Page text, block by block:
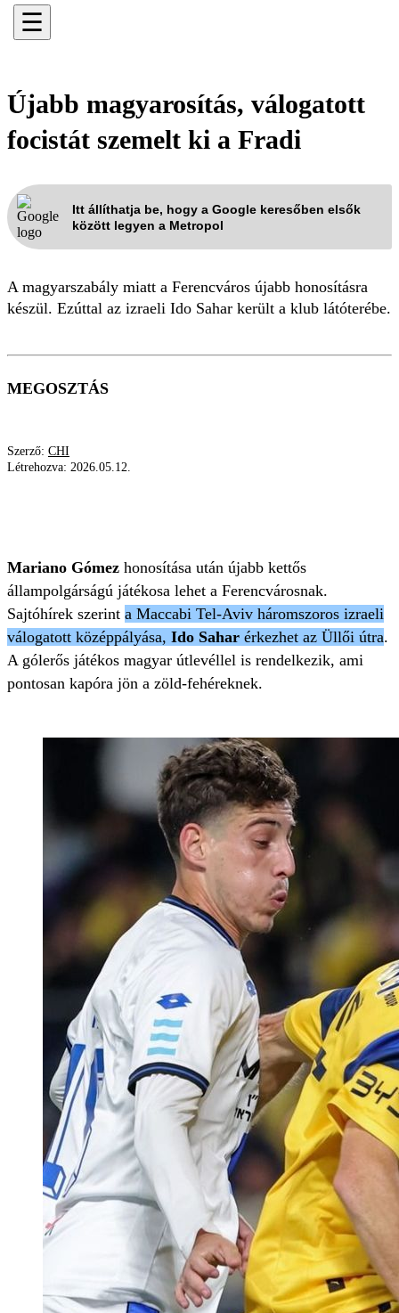
☰
Újabb magyarosítás, válogatott
focistát szemelt ki a Fradi
Itt állíthatja be, hogy a Google keresőben elsők
között legyen a Metropol
A magyarszabály miatt a Ferencváros újabb honosításra
készül. Ezúttal az izraeli Ido Sahar került a klub látóterébe.
MEGOSZTÁS
Szerző: CHI
Létrehozva: 2026.05.12.
Mariano Gómez honosítása után újabb kettős
állampolgárságú játékosa lehet a Ferencvárosnak.
Sajtóhírek szerint a Maccabi Tel-Aviv háromszoros izraeli
válogatott középpályása, Ido Sahar érkezhet az Üllői útra.
A gólerős játékos magyar útlevéllel is rendelkezik, ami
pontosan kapóra jön a zöld-fehéreknek.